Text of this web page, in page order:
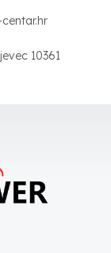
10361